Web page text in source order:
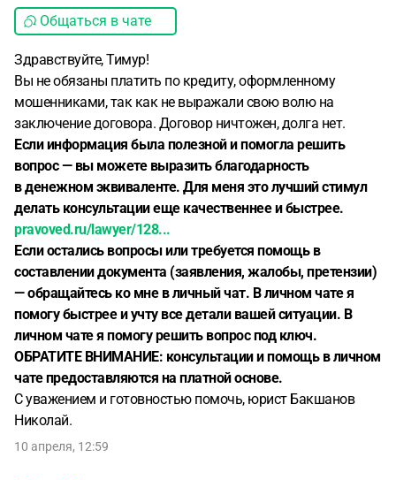
Общаться в чате
Здравствуйте, Тимур!
Вы не обязаны платить по кредиту, оформленному
мошенниками, так как не выражали свою волю на
заключение договора. Договор ничтожен, долга нет.
Если информация была полезной и помогла решить
вопрос — вы можете выразить благодарность
в денежном эквиваленте. Для меня это лучший стимул
делать консультации еще качественнее и быстрее.
pravoved.ru/lawyer/128...
Если остались вопросы или требуется помощь в
составлении документа (заявления, жалобы, претензии)
— обращайтесь ко мне в личный чат. В личном чате я
помогу быстрее и учту все детали вашей ситуации. В
личном чате я помогу решить вопрос под ключ.
ОБРАТИТЕ ВНИМАНИЕ: консультации и помощь в личном
чате предоставляются на платной основе.
С уважением и готовностью помочь, юрист Бакшанов
Николай.
10 апреля, 12:59